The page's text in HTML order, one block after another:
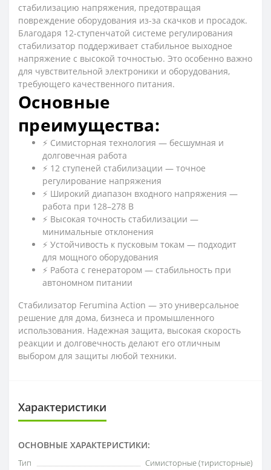
стабилизацию напряжения, предотвращая
повреждение оборудования из-за скачков и просадок.
Благодаря 12-ступенчатой системе регулирования
стабилизатор поддерживает стабильное выходное
напряжение с высокой точностью. Это особенно важно
для чувствительной электроники и оборудования,
требующего качественного питания.
Основные
преимущества:
⚡ Симисторная технология — бесшумная и
долговечная работа
⚡ 12 ступеней стабилизации — точное
регулирование напряжения
⚡ Широкий диапазон входного напряжения —
работа при 128–278 В
⚡ Высокая точность стабилизации —
минимальные отклонения
⚡ Устойчивость к пусковым токам — подходит
для мощного оборудования
⚡ Работа с генератором — стабильность при
автономном питании
Стабилизатор Ferumina Action — это универсальное
решение для дома, бизнеса и промышленного
использования. Надежная защита, высокая скорость
реакции и долговечность делают его отличным
выбором для защиты любой техники.
Характеристики
ОСНОВНЫЕ ХАРАКТЕРИСТИКИ:
Тип
Симисторные (тиристорные)